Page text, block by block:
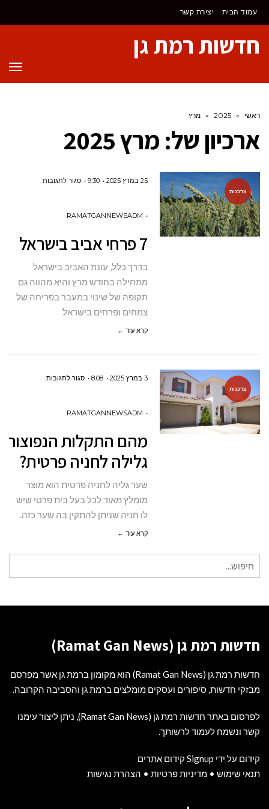
לתוכן
עמוד הבית יצירת קשר
חדשות רמת גן
ראשי »
2025
» מרץ
ארכיון של: מרץ 2025
צרכנות
25 במרץ 2025 9:30 סגור לתגובותעל
בישראל
RAMATGANNEWSADM
7 פרחי אביב בישראל
בדרך כלל, עונת האביב בישראל
מתחילה בחודש מרץ והיא מהווה גם
תקופה של שינוי במעבר בפריחה של
צמחים ופרחים בישראל
קרא עוד ←
צרכנות
3 במרץ 2025 8:08 סגור לתגובותעל
פרטית?
RAMATGANNEWSADM
מהם התקלות
גלילה לחניה פרטית?
שער גליה לחניה פרטית הוא מוצר
מומלץ מאוד לכל בעל בית פרטי שיש
לו חניה שניתן להתקין בה שער כזה.
קרא עוד ←
עבור:
חדשות רמת גן (Ramat Gan News)
חדשות רמת גן (Ramat Gan News) הוא מקומון ברמת גן אשר מפרסם
מבזקי חדשות, סיפורים ועסקים מומלצים ברמת גן והסביבה הקרובה.
לפרסום באתר חדשות רמת גן (Ramat Gan News), ניתן ליצור עימנו
קשר ונשמח לעמוד לרשותך.
קידום על ידי Signup קידום אתרים
תנאי שימוש • מדיניות פרטיות • הצהרת נגישות